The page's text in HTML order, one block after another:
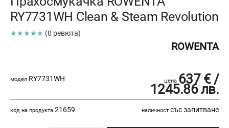
RY7731WH Clean & Steam Revolution
★★★★★ (0 ревюта)
ROWENTA
модел RY7731WH цена 637 € /
1245.86 лв.
код на продукта 21659 наличност със запитване